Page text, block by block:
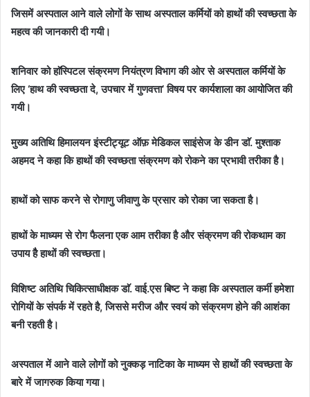
जिसमें अस्पताल आने वाले लोगों के साथ अस्पताल कर्मियों को हाथों की स्वच्छता के
महत्व की जानकारी दी गयी।
शनिवार को हाॅस्पिटल संक्रमण नियंत्रण विभाग की ओर से अस्पताल कर्मियों के
लिए ‘हाथ की स्वच्छता दे, उपचार में गुणवत्ता’ विषय पर कार्यशाला का आयोजित की
गयी।
मुख्य अतिथि हिमालयन इंस्टीट्यूट ऑफ़ मेडिकल साइंसेज के डीन डाॅ. मुश्ताक
अहमद ने कहा कि हाथों की स्वच्छता संक्रमण को रोकने का प्रभावी तरीका है।
हाथों को साफ करने से रोगाणु जीवाणु के प्रसार को रोका जा सकता है।
हाथों के माध्यम से रोग फैलना एक आम तरीका है और संक्रमण की रोकथाम का
उपाय हैै हाथों की स्वच्छता।
विशिष्ट अतिथि चिकित्साधीक्षक डाॅ. वाई.एस बिष्ट ने कहा कि अस्पताल कर्मी हमेशा
रोगियों के संपर्क में रहते है, जिससे मरीज और स्वयं को संक्रमण होने की आशंका
बनी रहती है।
अस्पताल में आने वाले लोगों को नुक्कड़ नाटिका के माध्यम से हाथों की स्वच्छता के
बारे में जागरुक किया गया।